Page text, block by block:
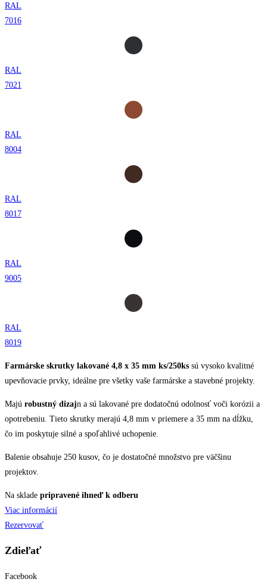
RAL
7016
RAL
7021
RAL
8004
RAL
8017
RAL
9005
RAL
8019
Farmárske skrutky lakované 4,8 x 35 mm ks/250ks sú vysoko kvalitné
upevňovacie prvky, ideálne pre všetky vaše farmárske a stavebné projekty.
Majú robustný dizajn a sú lakované pre dodatočnú odolnosť voči korózii a
opotrebeniu. Tieto skrutky merajú 4,8 mm v priemere a 35 mm na dĺžku,
čo im poskytuje silné a spoľahlivé uchopenie.
Balenie obsahuje 250 kusov, čo je dostatočné množstvo pre väčšinu
projektov.
Na sklade pripravené ihneď k odberu
Viac informácií
Rezervovať
Zdieľať
Facebook